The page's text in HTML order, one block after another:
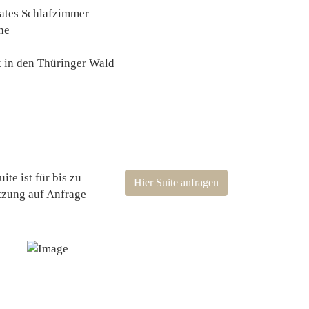
Schlafzimmer
den Thüringer Wald
ist für bis zu
auf Anfrage
Hier Suite anfragen